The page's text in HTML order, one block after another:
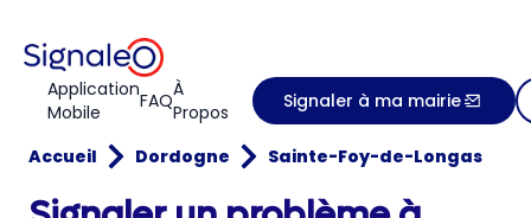
Application
Mobile
FAQÀ
Propos
Signaler à ma mairie
Accueil Dordogne Sainte-Foy-de-Longas